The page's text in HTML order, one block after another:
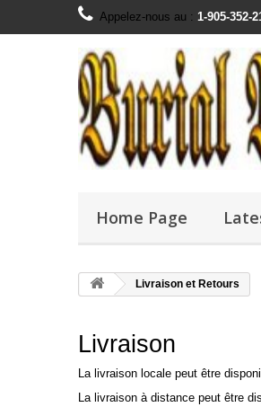
Appelez-nous au : 1-905-352-
Home Page
Livraison et Retours
Livraison
La livraison locale peut être
La livraison à distance peut être